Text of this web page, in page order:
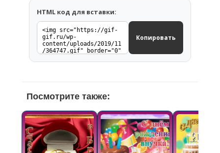
HTML код для вставки:
Копировать
Посмотрите также: